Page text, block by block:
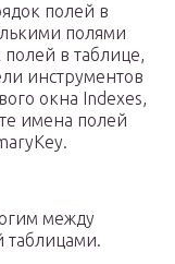
полей в
полями
полей в таблице,
инструментов
окна Indexes,
имена полей
между
таблицами.